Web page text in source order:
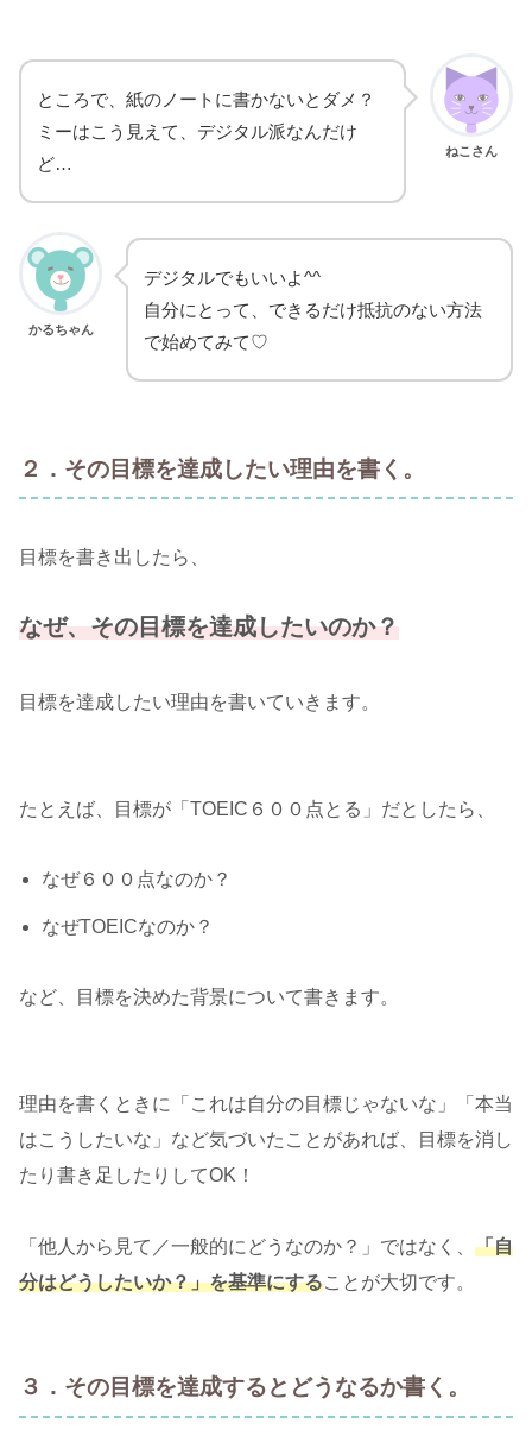
ねこさん
ところで、紙のノートに書かないとダメ？
ミーはこう見えて、デジタル派なんだけ
ど…
かるちゃん
デジタルでもいいよ^^
自分にとって、できるだけ抵抗のない方法
で始めてみて♡
２．その目標を達成したい理由を書く。
目標を書き出したら、
なぜ、その目標を達成したいのか？
目標を達成したい理由を書いていきます。
たとえば、目標が「TOEIC６００点とる」だとしたら、
なぜ６００点なのか？
なぜTOEICなのか？
など、目標を決めた背景について書きます。
理由を書くときに「これは自分の目標じゃないな」「本当
はこうしたいな」など気づいたことがあれば、目標を消し
たり書き足したりしてOK！
「他人から見て／一般的にどうなのか？」ではなく、 「自
分はどうしたいか？」を基準にすることが大切です。
３．その目標を達成するとどうなるか書く。